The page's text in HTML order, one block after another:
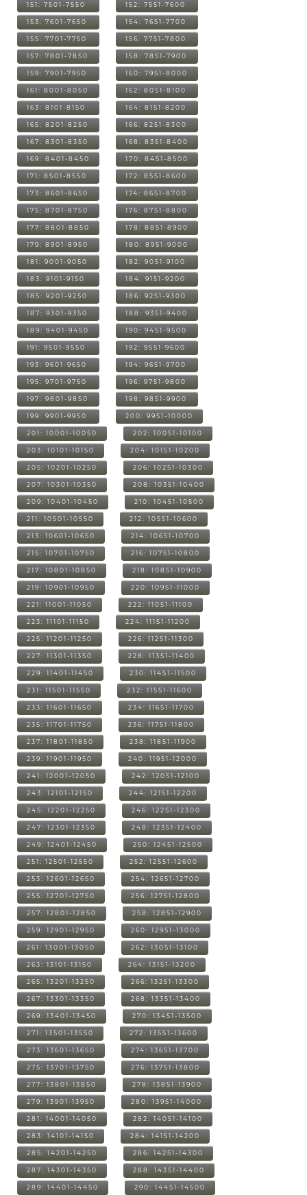
151: 7501-7550 152: 7551-7600
153: 7601-7650 154: 7651-7700
155: 7701-7750 156: 7751-7800
157: 7801-7850 158: 7851-7900
159: 7901-7950 160: 7951-8000
161: 8001-8050 162: 8051-8100
163: 8101-8150 164: 8151-8200
165: 8201-8250 166: 8251-8300
167: 8301-8350 168: 8351-8400
169: 8401-8450 170: 8451-8500
171: 8501-8550 172: 8551-8600
173: 8601-8650 174: 8651-8700
175: 8701-8750 176: 8751-8800
177: 8801-8850 178: 8851-8900
179: 8901-8950 180: 8951-9000
181: 9001-9050 182: 9051-9100
183: 9101-9150 184: 9151-9200
185: 9201-9250 186: 9251-9300
187: 9301-9350 188: 9351-9400
189: 9401-9450 190: 9451-9500
191: 9501-9550 192: 9551-9600
193: 9601-9650 194: 9651-9700
195: 9701-9750 196: 9751-9800
197: 9801-9850 198: 9851-9900
199: 9901-9950 200: 9951-10000
201: 10001-10050 202: 10051-10100
203: 10101-10150 204: 10151-10200
205: 10201-10250 206: 10251-10300
207: 10301-10350 208: 10351-10400
209: 10401-10450 210: 10451-10500
211: 10501-10550 212: 10551-10600
213: 10601-10650 214: 10651-10700
215: 10701-10750 216: 10751-10800
217: 10801-10850 218: 10851-10900
219: 10901-10950 220: 10951-11000
221: 11001-11050 222: 11051-11100
223: 11101-11150 224: 11151-11200
225: 11201-11250 226: 11251-11300
227: 11301-11350 228: 11351-11400
229: 11401-11450 230: 11451-11500
231: 11501-11550 232: 11551-11600
233: 11601-11650 234: 11651-11700
235: 11701-11750 236: 11751-11800
237: 11801-11850 238: 11851-11900
239: 11901-11950 240: 11951-12000
241: 12001-12050 242: 12051-12100
243: 12101-12150 244: 12151-12200
245: 12201-12250 246: 12251-12300
247: 12301-12350 248: 12351-12400
249: 12401-12450 250: 12451-12500
251: 12501-12550 252: 12551-12600
253: 12601-12650 254: 12651-12700
255: 12701-12750 256: 12751-12800
257: 12801-12850 258: 12851-12900
259: 12901-12950 260: 12951-13000
261: 13001-13050 262: 13051-13100
263: 13101-13150 264: 13151-13200
265: 13201-13250 266: 13251-13300
267: 13301-13350 268: 13351-13400
269: 13401-13450 270: 13451-13500
271: 13501-13550 272: 13551-13600
273: 13601-13650 274: 13651-13700
275: 13701-13750 276: 13751-13800
277: 13801-13850 278: 13851-13900
279: 13901-13950 280: 13951-14000
281: 14001-14050 282: 14051-14100
283: 14101-14150 284: 14151-14200
285: 14201-14250 286: 14251-14300
287: 14301-14350 288: 14351-14400
289: 14401-14450 290: 14451-14500